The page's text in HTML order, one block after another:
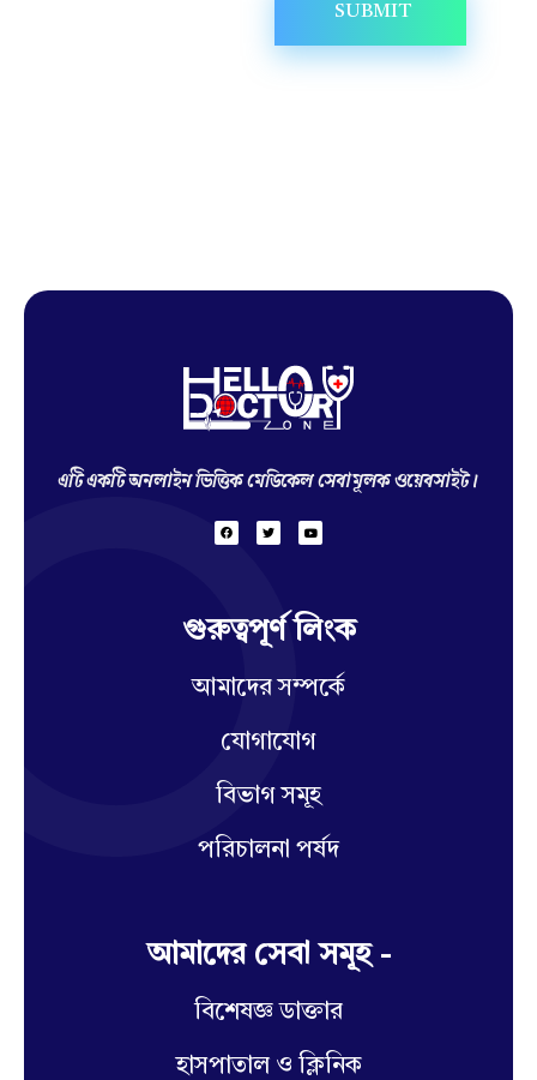
এটি একটি অনলাইন ভিত্তিক মেডিকেল সেবামূলক ওয়েবসাইট।
গুরুত্বপূর্ণ লিংক
আমাদের সম্পর্কে
যোগাযোগ
বিভাগ সমূহ
পরিচালনা পর্ষদ
আমাদের সেবা সমূহ -
বিশেষজ্ঞ ডাক্তার
হাসপাতাল ও ক্লিনিক